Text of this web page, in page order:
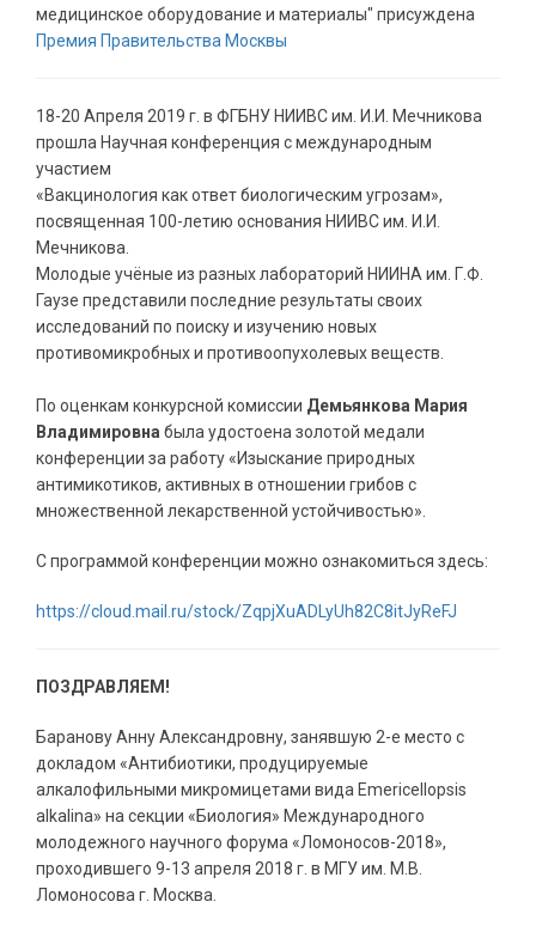
медицинское оборудование и материалы" присуждена
Премия Правительства Москвы
18-20 Апреля 2019 г. в ФГБНУ НИИВС им. И.И. Мечникова
прошла Научная конференция с международным
участием
«Вакцинология как ответ биологическим угрозам»,
посвященная 100-летию основания НИИВС им. И.И.
Мечникова.
Молодые учёные из разных лабораторий НИИНА им. Г.Ф.
Гаузе представили последние результаты своих
исследований по поиску и изучению новых
противомикробных и противоопухолевых веществ.
По оценкам конкурсной комиссии Демьянкова Мария
Владимировна была удостоена золотой медали
конференции за работу «Изыскание природных
антимикотиков, активных в отношении грибов с
множественной лекарственной устойчивостью».
С программой конференции можно ознакомиться здесь:
https://cloud.mail.ru/stock/ZqpjXuADLyUh82C8itJyReFJ
ПОЗДРАВЛЯЕМ!
Баранову Анну Александровну, занявшую 2-е место с
докладом «Антибиотики, продуцируемые
алкалофильными микромицетами вида Emericellopsis
alkalinа» на секции «Биология» Международного
молодежного научного форума «Ломоносов-2018»,
проходившего 9-13 апреля 2018 г. в МГУ им. М.В.
Ломоносова г. Москва.